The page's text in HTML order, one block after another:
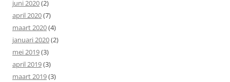
juni 2020(2)
april 2020(7)
maart 2020(4)
januari 2020(2)
mei 2019(3)
april 2019(3)
maart 2019(3)